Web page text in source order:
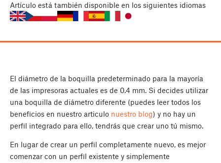
Artículo está también disponible en los siguientes idiomas
El diámetro de la boquilla predeterminado para la mayoría
de las impresoras actuales es de 0.4 mm. Si decides utilizar
una boquilla de diámetro diferente (puedes leer todos los
beneficios en nuestro articulo nuestro blog) y no hay un
perfil integrado para ello, tendrás que crear uno tú mismo.
En lugar de crear un perfil completamente nuevo, es mejor
comenzar con un perfil existente y simplemente